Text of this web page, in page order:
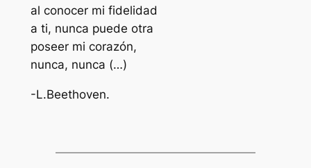
al conocer mi fidelidad
a ti, nunca puede otra
poseer mi corazón,
nunca, nunca (…)
-L.Beethoven.